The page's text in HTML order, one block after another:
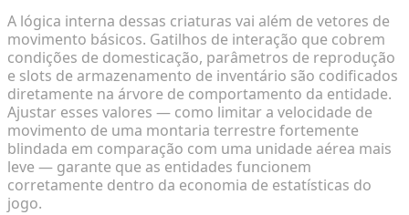
A lógica interna dessas criaturas vai além de vetores de
movimento básicos. Gatilhos de interação que cobrem
condições de domesticação, parâmetros de reprodução
e slots de armazenamento de inventário são codificados
diretamente na árvore de comportamento da entidade.
Ajustar esses valores — como limitar a velocidade de
movimento de uma montaria terrestre fortemente
blindada em comparação com uma unidade aérea mais
leve — garante que as entidades funcionem
corretamente dentro da economia de estatísticas do
jogo.